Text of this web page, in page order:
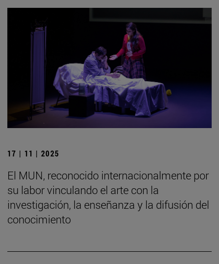
17 | 11 | 2025
El MUN, reconocido internacionalmente por
su labor vinculando el arte con la
investigación, la enseñanza y la difusión del
conocimiento